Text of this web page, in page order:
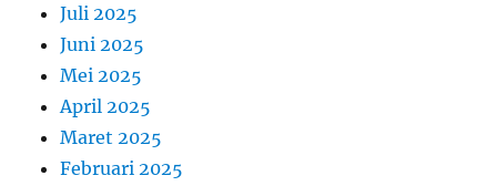
Juli 2025
Juni 2025
Mei 2025
April 2025
Maret 2025
Februari 2025